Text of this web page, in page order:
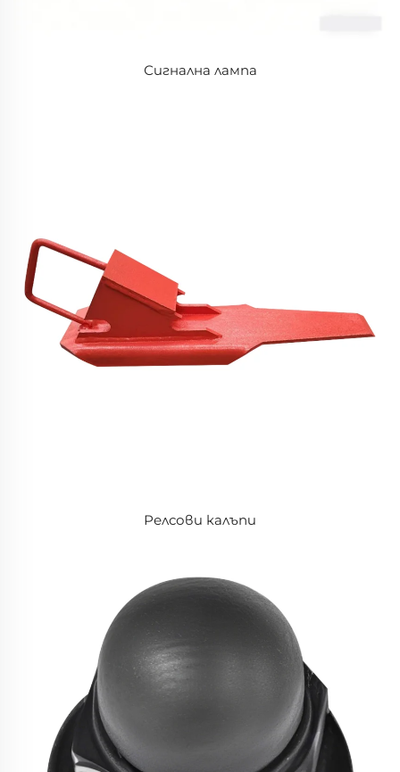
Сигнална лампа
Релсови калъпи